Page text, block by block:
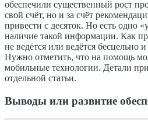
обеспечили существенный рост
свой счёт, но и за счёт
привести с десяток. Но есть одно
наличие такой информации. Как
не ведётся или ведётся бесцельно
Нужно отметить, что на помощь
мобильные технологии. Детали
отдельной статьи.
Выводы или развитие